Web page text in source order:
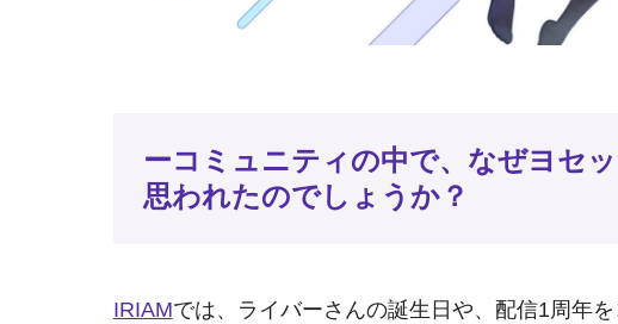
ーコミュニティの中で、なぜヨセ
思われたのでしょうか？
IRIAMでは、ライバーさんの誕生日や、配信1周年